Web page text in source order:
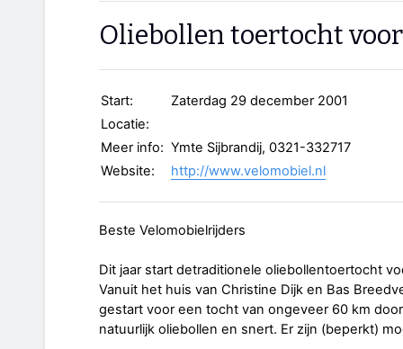
Oliebollen toertocht
Start:
Zaterdag 29 december 2001
Locatie:
Meer info: Ymte Sijbrandij, 0321-332717
Website:
http://www.velomobiel.nl
Beste Velomobielrijders
Dit jaar start detraditionele oliebollentoertocht
Vanuit het huis van Christine Dijk en Bas
gestart voor een tocht van ongeveer 60 km
natuurlijk oliebollen en snert. Er zijn (beperkt)